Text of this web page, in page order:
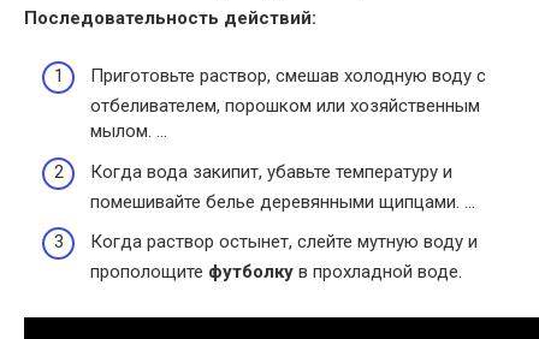
Последовательность действий:
Приготовьте раствор, смешав холодную воду с
отбеливателем, порошком или хозяйственным
мылом. …
Когда вода закипит, убавьте температуру и
помешивайте белье деревянными щипцами. …
Когда раствор остынет, слейте мутную воду и
прополощите футболку в прохладной воде.